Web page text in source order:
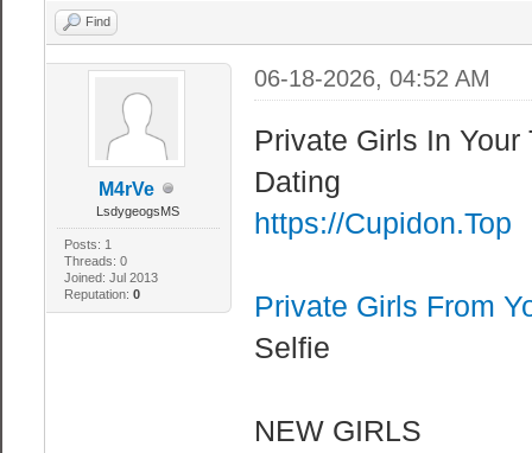
Find
M4rVe
LsdygeogsMS
Posts: 1
Threads: 0
Joined: Jul 2013
Reputation: 0
06-18-2026, 04:52 AM
Private Girls In
Dating
https://Cupidon.Top
Private Girls From
Selfie
NEW GIRLS